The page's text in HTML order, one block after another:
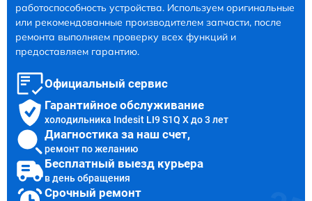
работоспособность устройства. Используем оригинальные
или рекомендованные производителем запчасти, после
ремонта выполняем проверку всех функций и
предоставляем гарантию.
Официальный сервис
Гарантийное обслуживание
холодильника Indesit LI9 S1Q X до 3 лет
Диагностика за наш счет,
ремонт по желанию
Бесплатный выезд курьера
в день обращения
Срочный ремонт